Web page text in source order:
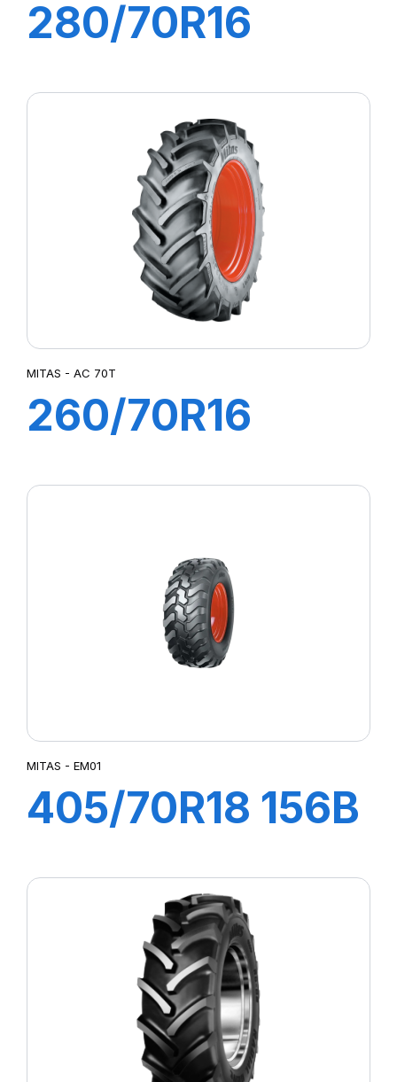
280/70R16
(112B) TL AC
MITAS - AC 70T
260/70R16
MITAS - EM01
405/70R18 156B